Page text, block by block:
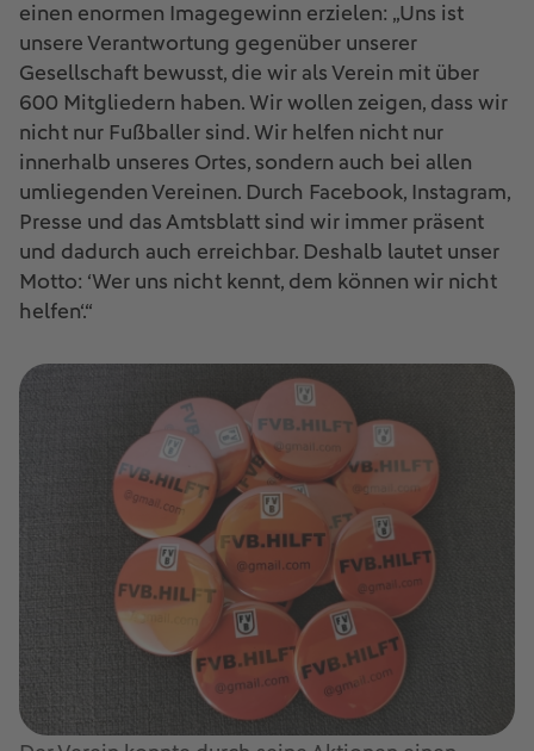
einen enormen Imagegewinn erzielen: „Uns ist
unsere Verantwortung gegenüber unserer
Gesellschaft bewusst, die wir als Verein mit über
600 Mitgliedern haben. Wir wollen zeigen, dass wir
nicht nur Fußballer sind. Wir helfen nicht nur
innerhalb unseres Ortes, sondern auch bei allen
umliegenden Vereinen. Durch Facebook, Instagram,
Presse und das Amtsblatt sind wir immer präsent
und dadurch auch erreichbar. Deshalb lautet unser
Motto: ‘Wer uns nicht kennt, dem können wir nicht
helfen‘.“